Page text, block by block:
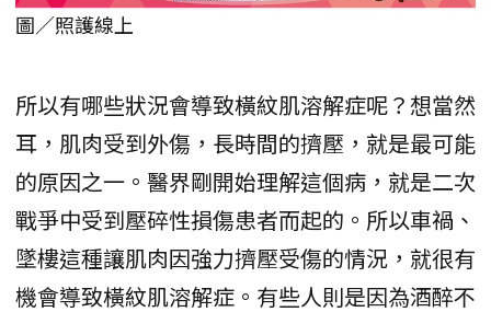
圖／照護線上
所以有哪些狀況會導致橫紋肌溶解症呢？想當然
耳，肌肉受到外傷，長時間的擠壓，就是最可能
的原因之一。醫界剛開始理解這個病，就是二次
戰爭中受到壓碎性損傷患者而起的。所以車禍、
墜樓這種讓肌肉因強力擠壓受傷的情況，就很有
機會導致橫紋肌溶解症。有些人則是因為酒醉不